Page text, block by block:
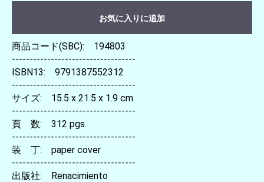
お気に入りに追加
商品コード(SBC): 194803
-----------------------------------
ISBN13: 9791387552312
-----------------------------------
サイズ: 15.5 x 21.5 x 1.9 cm
-----------------------------------
頁 数: 312 pgs.
-----------------------------------
装 丁: paper cover
-----------------------------------
出版社: Renacimiento